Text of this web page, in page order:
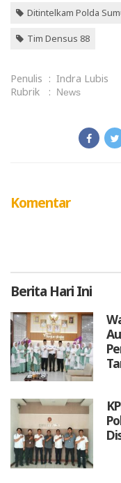
Ditintelkam Polda
Tim Densus 88
Penulis : Indra Lubis
Rubrik
: News
Komentar
Berita Hari Ini